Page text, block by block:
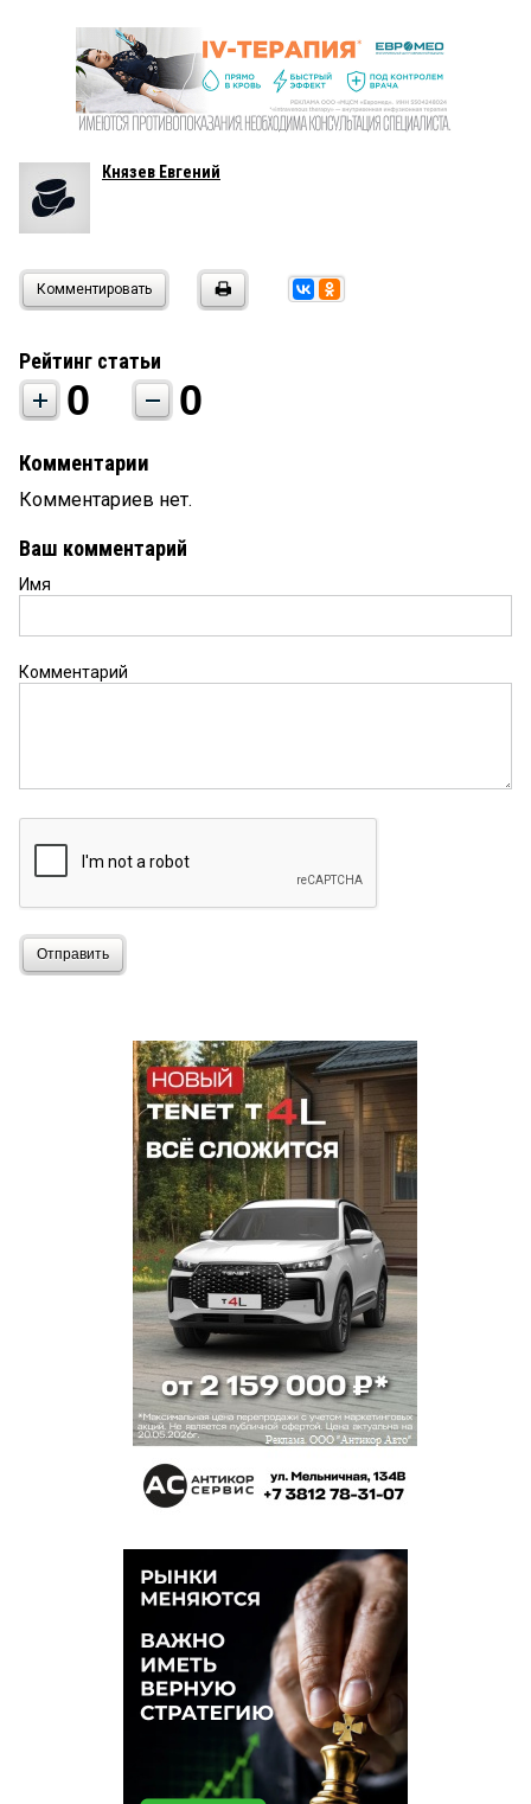
Князев Евгений
Комментировать
Рейтинг статьи
0 0
Комментарии
Комментариев нет.
Ваш комментарий
Имя
Комментарий
Отправить